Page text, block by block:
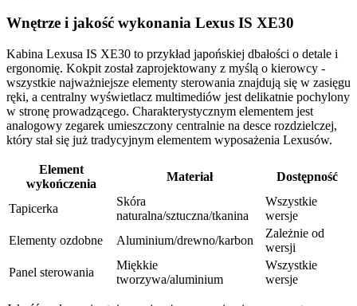
Wnętrze i jakość wykonania Lexus IS XE30
Kabina Lexusa IS XE30 to przykład japońskiej dbałości o detale i
ergonomię. Kokpit został zaprojektowany z myślą o kierowcy -
wszystkie najważniejsze elementy sterowania znajdują się w zasięgu
ręki, a centralny wyświetlacz multimediów jest delikatnie pochylony
w stronę prowadzącego. Charakterystycznym elementem jest
analogowy zegarek umieszczony centralnie na desce rozdzielczej,
który stał się już tradycyjnym elementem wyposażenia Lexusów.
Element
wykończenia
Materiał Dostępność
Tapicerka
Skóra
naturalna/sztuczna/tkanina
Wszystkie
wersje
Elementy ozdobne
Aluminium/drewno/karbon
Zależnie od
wersji
Panel sterowania
Miękkie
tworzywa/aluminium
Wszystkie
wersje